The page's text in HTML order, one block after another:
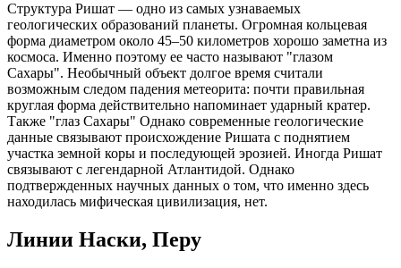
Структура Ришат — одно из самых узнаваемых
геологических образований планеты. Огромная кольцевая
форма диаметром около 45–50 километров хорошо заметна из
космоса. Именно поэтому ее часто называют "глазом
Сахары". Необычный объект долгое время считали
возможным следом падения метеорита: почти правильная
круглая форма действительно напоминает ударный кратер.
Также "глаз Сахары" Однако современные геологические
данные связывают происхождение Ришата с поднятием
участка земной коры и последующей эрозией. Иногда Ришат
связывают с легендарной Атлантидой. Однако
подтвержденных научных данных о том, что именно здесь
находилась мифическая цивилизация, нет.
Линии Наски, Перу